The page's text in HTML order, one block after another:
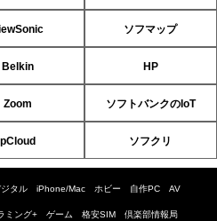
ソフマップ
Belkin HP
Zoom ソフトバンクのIoT
pCloud ソフクリ
タル iPhone/Mac ホビー 自作PC AV
ミング+ ゲーム 格安SIM 倶楽部情報局